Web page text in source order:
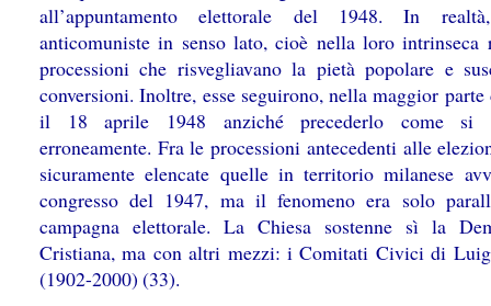
all’appuntamento elettorale del 1948. In
anticomuniste in senso lato, cioè nella loro intrinseca
processioni che risvegliavano la pietà popolare e
conversioni. Inoltre, esse seguirono, nella maggior parte
il 18 aprile 1948 anziché precederlo come si
erroneamente. Fra le processioni antecedenti alle
sicuramente elencate quelle in territorio milanese
congresso del 1947, ma il fenomeno era solo
campagna elettorale. La Chiesa sostenne sì la
Cristiana, ma con altri mezzi: i Comitati Civici di
(1902-2000) (33).